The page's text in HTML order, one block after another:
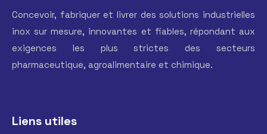
Concevoir, fabriquer et livrer des solutions industrielles
inox sur mesure, innovantes et fiables, répondant aux
exigences les plus strictes des secteurs
pharmaceutique, agroalimentaire et chimique.
Liens utiles